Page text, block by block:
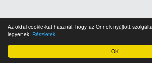
OK
Az oldal cookie-kat használ, hogy az Önnek nyújtott
legyenek. Részletek